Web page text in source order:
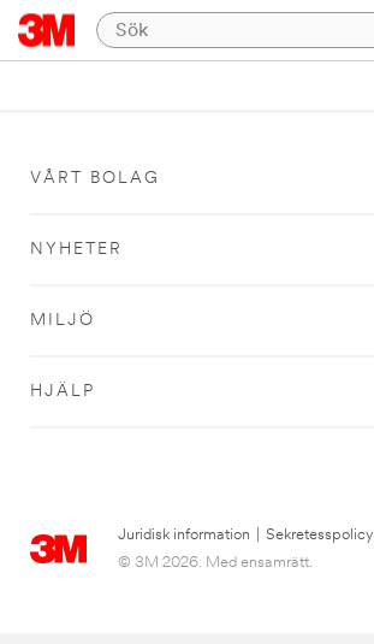
VÅRT BOLAG
NYHETER
MILJÖ
HJÄLP
Juridisk information Sekretesspolicy
© 3M 2026. Med ensamrätt.